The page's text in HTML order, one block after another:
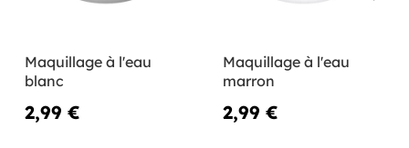
Maquillage à l'eau
blanc
2,99 €
Maquillage à l'eau
marron
2,99 €